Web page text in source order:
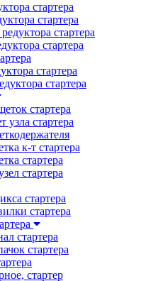
стартера
стартера
стартера
стартера
стартера
стартера
стартера
узла стартера
к-т стартера
стартера
стартера
стартера
стартера
стартера
стартера
стартер